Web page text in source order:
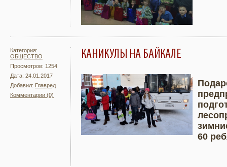
Категория:
ОБЩЕСТВО
Просмотров: 1254
Дата: 24.01.2017
Добавил: Главред
Комментарии (0)
КАНИКУЛЫ НА БАЙКАЛЕ
Подробнее
60